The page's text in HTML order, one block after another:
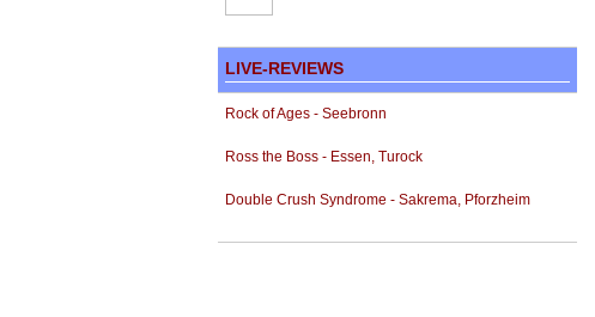
LIVE-REVIEWS
Rock of Ages - Seebronn
Ross the Boss - Essen, Turock
Double Crush Syndrome - Sakrema, Pforzheim